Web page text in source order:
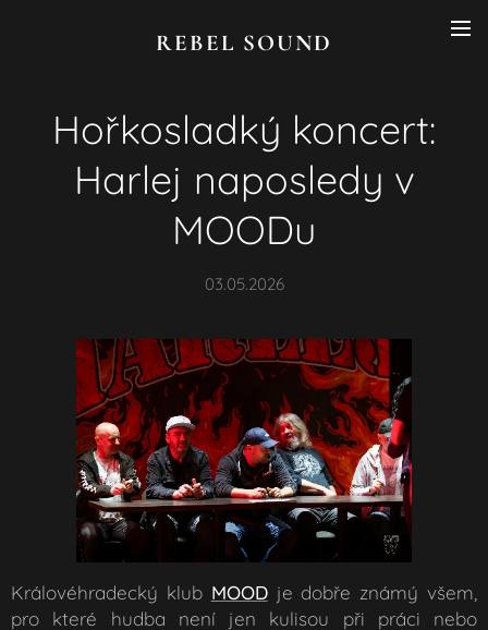
REBEL SOUND
Hořkosladký koncert:
Harlej naposledy v
MOODu
03.05.2026
Královéhradecký klub MOODje dobře známý všem,
pro které hudba není jen kulisou při práci nebo